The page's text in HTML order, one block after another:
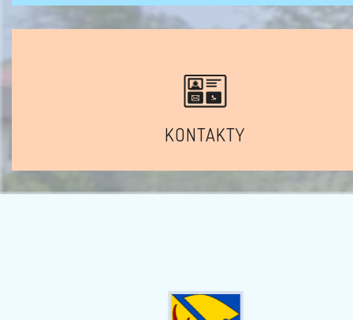
KONTAKTY